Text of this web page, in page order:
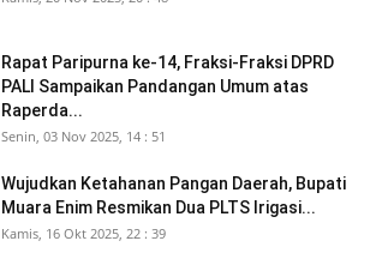
Rapat Paripurna ke-14, Fraksi-Fraksi DPRD
PALI Sampaikan Pandangan Umum atas
Raperda...
Senin, 03 Nov 2025, 14 : 51
Wujudkan Ketahanan Pangan Daerah, Bupati
Muara Enim Resmikan Dua PLTS Irigasi...
Kamis, 16 Okt 2025, 22 : 39